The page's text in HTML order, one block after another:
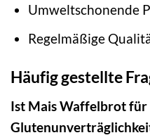
Umweltschonende
Regelmäßige
Häufig gestellte
Ist Mais Waffelbrot für